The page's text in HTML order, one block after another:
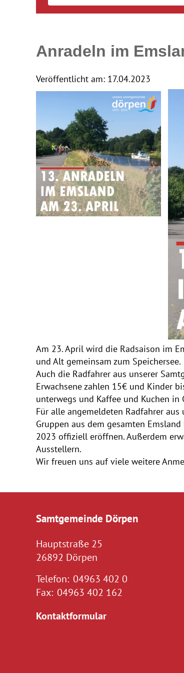
Anradeln im
Veröffentlicht am: 17.04.2023
Am 23. April wird die Radsaison im
und Alt gemeinsam zum Speichersee.
Auch die Radfahrer aus unserer
Erwachsene zahlen 15€ und Kinder
unterwegs und Kaffee und Kuchen in
Für alle angemeldeten Radfahrer
Gruppen aus dem gesamten
2023 offiziell eröffnen. Außerdem
Ausstellern.
Wir freuen uns auf viele weitere
Samtgemeinde Dörpen
Hauptstraße 25
26892 Dörpen
Telefon: 04963 402 0
Fax: 04963 402 162
Kontaktformular